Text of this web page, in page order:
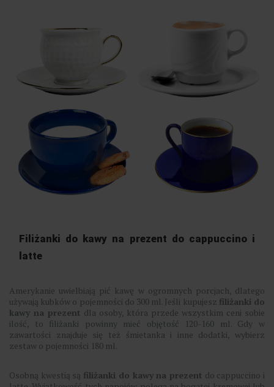
Filiżanki do kawy na prezent do cappuccino i
latte
Amerykanie uwielbiają pić kawę w ogromnych porcjach, dlatego
używają kubków o pojemności do 300 ml. Jeśli kupujesz filiżanki do
kawy na prezent dla osoby, która przede wszystkim ceni sobie
ilość, to filiżanki powinny mieć objętość 120-160 ml. Gdy w
zawartości znajduje się też śmietanka i inne dodatki, wybierz
zestaw o pojemności 180 ml.
Osobną kwestią są filiżanki do kawy na prezent do cappuccino i